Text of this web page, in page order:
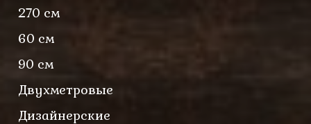
270 см
60 см
90 см
Двухметровые
Дизайнерские